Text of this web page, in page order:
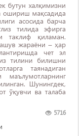
бутун халқимизни
ошириш мақсадида
асосида барча
тилида эфирга
таклиф қиламан.
жараёни – ҳар
чет эл
тилини билишни
таянадиган
маълумотларнинг
Шунингдек,
ўқувчи ва талаба
5716